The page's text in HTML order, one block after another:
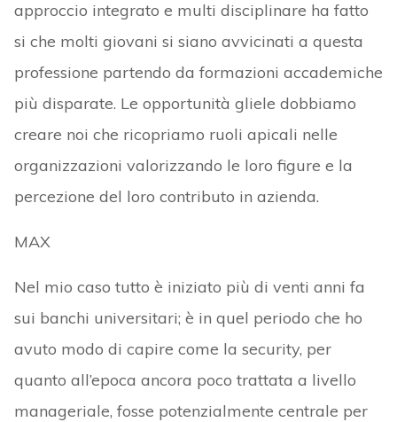
approccio integrato e multi disciplinare ha fatto
si che molti giovani si siano avvicinati a questa
professione partendo da formazioni accademiche
più disparate. Le opportunità gliele dobbiamo
creare noi che ricopriamo ruoli apicali nelle
organizzazioni valorizzando le loro figure e la
percezione del loro contributo in azienda.
MAX
Nel mio caso tutto è iniziato più di venti anni fa
sui banchi universitari; è in quel periodo che ho
avuto modo di capire come la security, per
quanto all’epoca ancora poco trattata a livello
manageriale, fosse potenzialmente centrale per